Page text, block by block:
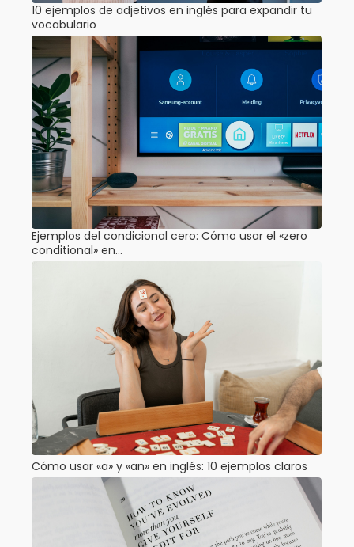
10 ejemplos de adjetivos en inglés para expandir tu
vocabulario
Ejemplos del condicional cero: Cómo usar el «zero
conditional» en…
Cómo usar «a» y «an» en inglés: 10 ejemplos claros